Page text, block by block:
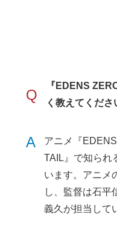
Q
『EDENS
く教えてくださ
A
アニメ『
TAIL』で知られ
います。アニメ
し、監督は石平
義久が担当して